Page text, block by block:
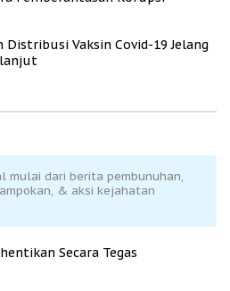
Distribusi Vaksin Covid-19 Jelang
mulai dari berita pembunuhan,
& aksi kejahatan
Secara Tegas